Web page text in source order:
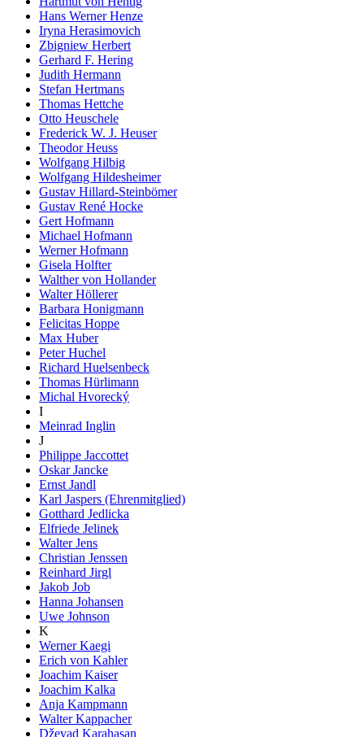
Hans Werner Henze
Iryna Herasimovich
Zbigniew Herbert
Gerhard F. Hering
Judith Hermann
Stefan Hertmans
Thomas Hettche
Otto Heuschele
Frederick W. J. Heuser
Theodor Heuss
Wolfgang Hilbig
Wolfgang Hildesheimer
Gustav Hillard-Steinbömer
Gustav René Hocke
Gert Hofmann
Michael Hofmann
Werner Hofmann
Gisela Holfter
Walther von Hollander
Walter Höllerer
Barbara Honigmann
Felicitas Hoppe
Max Huber
Peter Huchel
Richard Huelsenbeck
Thomas Hürlimann
Michal Hvorecký
I
Meinrad Inglin
J
Philippe Jaccottet
Oskar Jancke
Ernst Jandl
Karl Jaspers (Ehrenmitglied)
Gotthard Jedlicka
Elfriede Jelinek
Walter Jens
Christian Jenssen
Reinhard Jirgl
Jakob Job
Hanna Johansen
Uwe Johnson
K
Werner Kaegi
Erich von Kahler
Joachim Kaiser
Joachim Kalka
Anja Kampmann
Walter Kappacher
Dževad Karahasan